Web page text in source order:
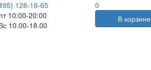
128-18-65
10:00-20:00
10.00-18.00
0
В корзине